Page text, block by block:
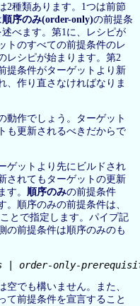
2種類あります。1つは前節
順序のみ(order-only)の前提条
べます。第1に、レシピが
トのすべての前提条件のレ
レシピが始まります。第2
提条件がターゲットより新
、作り直さなければなりま
作でしょう。ターゲット
も更新されるべきだからで
ゲットより先にビルドされ
されてもターゲットの更新
す。 順序のみの前提条件
順序のみの前提条件は、
とで指定します。パイプ記
の前提条件は順序のみのも
order-only-
でも構いません。また、
て前提条件を宣言すること